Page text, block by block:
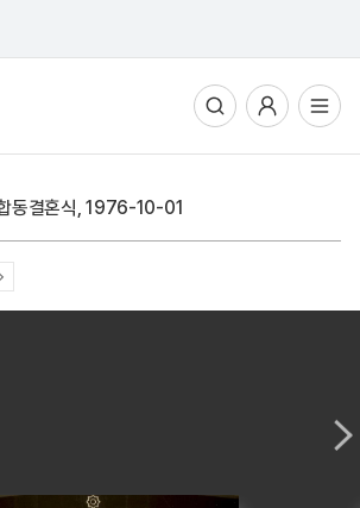
전체메뉴열기
동결혼식, 1976-10-01